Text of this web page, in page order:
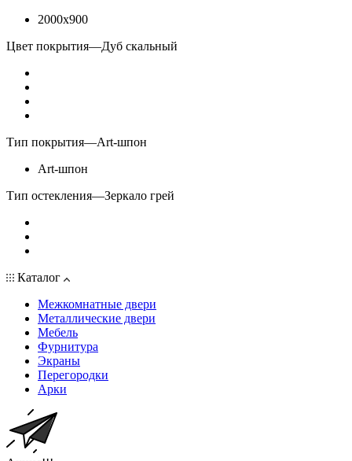
2000x900
Цвет покрытия—Дуб скальный
Тип покрытия—Art-шпон
Art-шпон
Тип остекления—Зеркало грей
Каталог
Межкомнатные двери
Металлические двери
Мебель
Фурнитура
Экраны
Перегородки
Арки